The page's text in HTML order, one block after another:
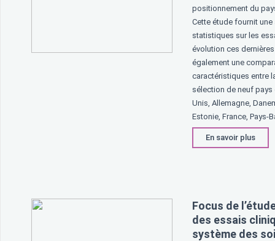
positionnement du
Cette étude fournit une
statistiques sur les
évolution ces
également une
caractéristiques entre
sélection de neuf pays
Unis, Allemagne,
Estonie, France, Pays-
En savoir plus
Focus de
des essais
système des